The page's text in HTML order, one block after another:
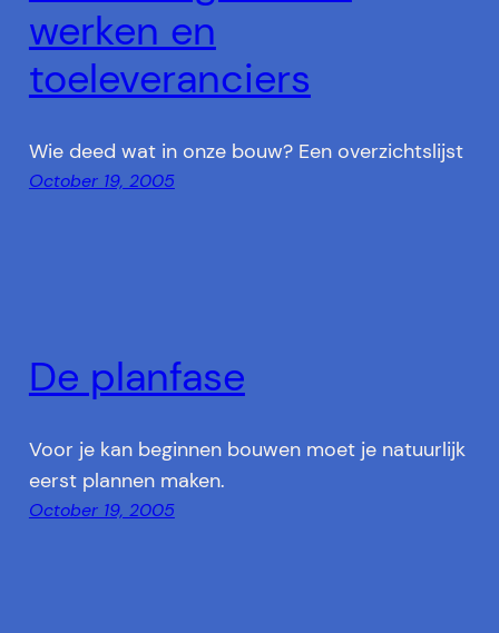
werken en
toeleveranciers
Wie deed wat in onze bouw? Een overzichtslijst
October 19, 2005
De planfase
Voor je kan beginnen bouwen moet je natuurlijk
eerst plannen maken.
October 19, 2005